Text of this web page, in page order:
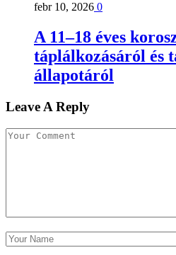
febr 10, 2026 0
A 11–18 éves
táplálkozásáról és
állapotáról
Leave A Reply